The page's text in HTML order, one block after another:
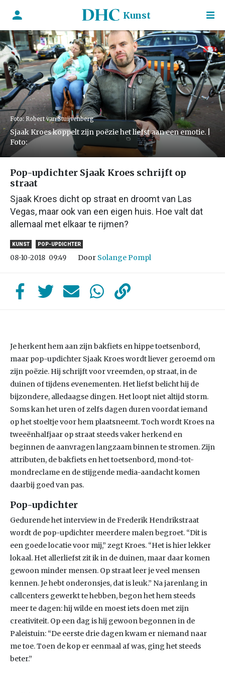
Kunst
Foto: Robert van Stuijvenberg
Sjaak Kroes koppelt zijn poëzie het liefst aan een emotie. |
Foto:
Pop-updichter Sjaak Kroes schrijft op
straat
Sjaak Kroes dicht op straat en droomt van Las
Vegas, maar ook van een eigen huis. Hoe valt dat
allemaal met elkaar te rijmen?
KUNST POP-UPDICHTER
08-10-2018 09:49 Door Solange Pompl
Je herkent hem aan zijn bakfiets en hippe toetsenbord,
maar pop-updichter Sjaak Kroes wordt liever geroemd om
zijn poëzie. Hij schrijft voor vreemden, op straat, in de
duinen of tijdens evenementen. Het liefst belicht hij de
bijzondere, alledaagse dingen. Het loopt niet altijd storm.
Soms kan het uren of zelfs dagen duren voordat iemand
op het stoeltje voor hem plaatsneemt. Toch wordt Kroes na
tweeënhalfjaar op straat steeds vaker herkend en
beginnen de aanvragen langzaam binnen te stromen. Zijn
attributen, de bakfiets en het toetsenbord, mond-tot-
mondreclame en de stijgende media-aandacht komen
daarbij goed van pas.
Pop-updichter
Gedurende het interview in de Frederik Hendrikstraat
wordt de pop-updichter meerdere malen begroet. “Dit is
een goede locatie voor mij,” zegt Kroes. “Het is hier lekker
lokaal. Het allerliefst zit ik in de duinen, maar daar komen
gewoon minder mensen. Op straat leer je veel mensen
kennen. Je hebt onderonsjes, dat is leuk.” Na jarenlang in
callcenters gewerkt te hebben, begon het hem steeds
meer te dagen: hij wilde en moest iets doen met zijn
creativiteit. Op een dag is hij gewoon begonnen in de
Paleistuin: “De eerste drie dagen kwam er niemand naar
me toe. Toen de kop er eenmaal af was, ging het steeds
beter.”